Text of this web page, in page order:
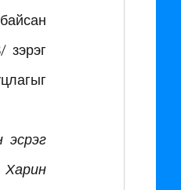
зэрэг
эсрэг
Харин